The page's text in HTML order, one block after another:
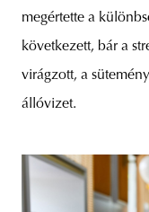
megértette a
következett, bár a
virágzott, a
állóvizet.